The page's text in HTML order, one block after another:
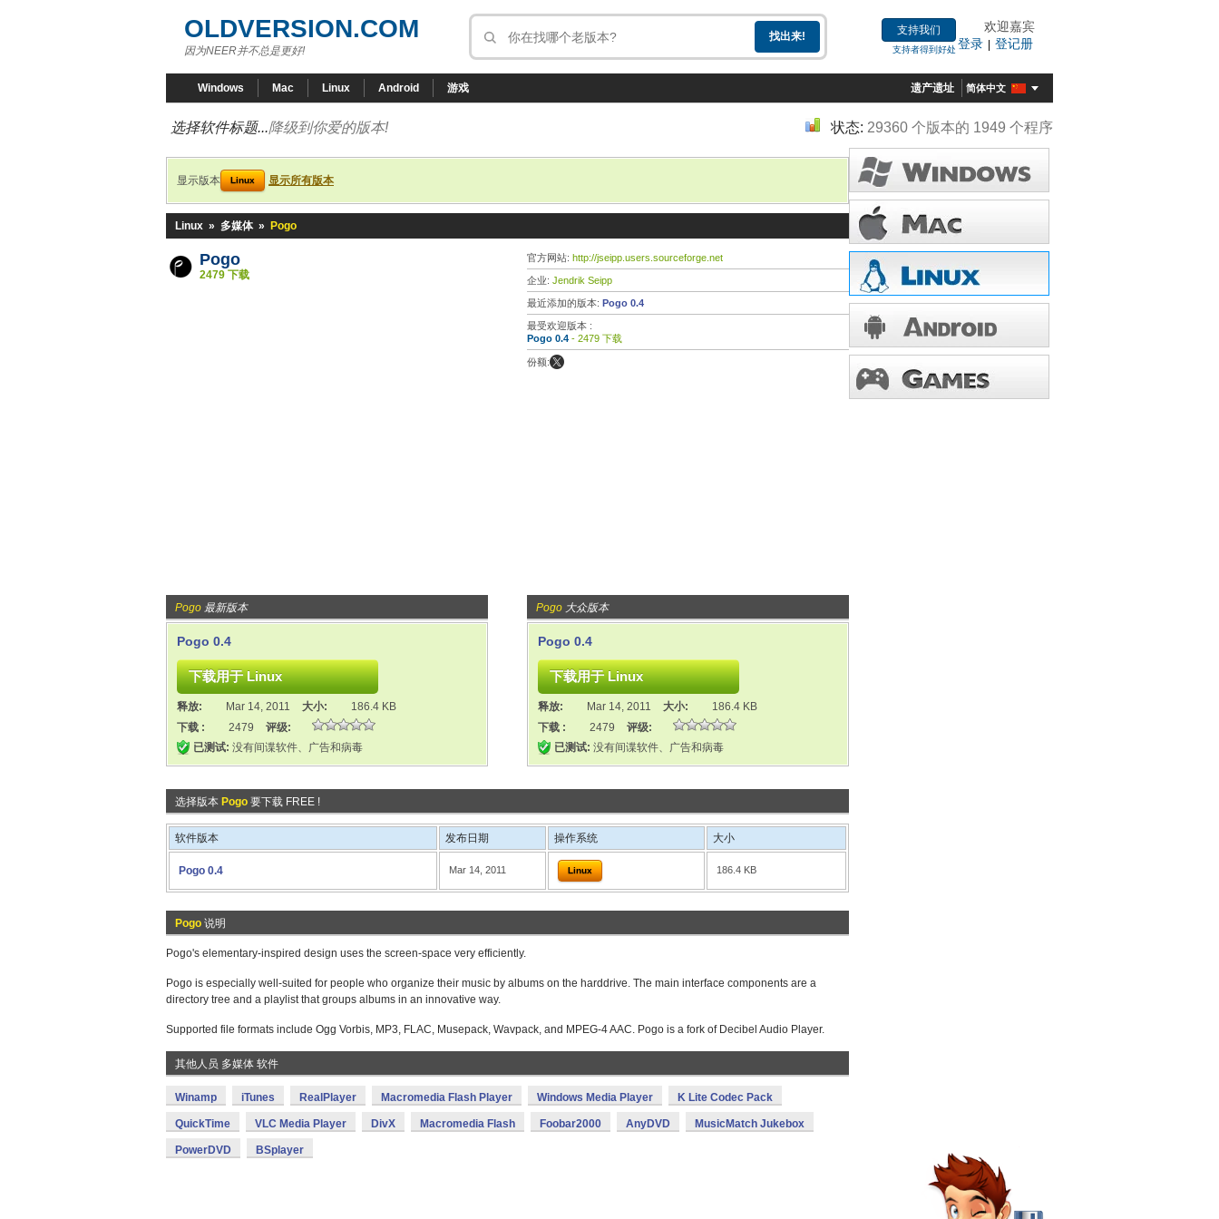
OLDVERSION.COM
因为NEER并不总是更好!
支持我们
支持者得到好处
欢迎嘉宾
登录 | 登记册
Windows Mac Linux Android 游戏 遗产遗址 简体中文
选择软件标题...降级到你爱的版本! 状态: 29360 个版本的 1949 个程序
显示版本 Linux 显示所有版本
Linux » 多媒体 » Pogo
Pogo
2479 下载
官方网站: http://jseipp.users.sourceforge.net
企业: Jendrik Seipp
最近添加的版本: Pogo 0.4
最受欢迎版本 :
Pogo 0.4 - 2479 下载
份额:
Pogo 最新版本
Pogo 0.4
释放: Mar 14, 2011 大小:
186.4 KB
下载 :
2479
评级:
已测试: 没有间谍软件、广告和病毒
Pogo 大众版本
Pogo 0.4
释放: Mar 14, 2011 大小:
186.4 KB
下载 :
2479
评级:
已测试: 没有间谍软件、广告和病毒
选择版本 Pogo 要下载 FREE !
软件版本 发布日期 操作系统 大小
Pogo 0.4 Mar 14, 2011 Linux 186.4 KB
Pogo 说明
Pogo's elementary-inspired design uses the screen-space very efficiently.
Pogo is especially well-suited for people who organize their music by albums on the harddrive. The main interface components are a
directory tree and a playlist that groups albums in an innovative way.
Supported file formats include Ogg Vorbis, MP3, FLAC, Musepack, Wavpack, and MPEG-4 AAC. Pogo is a fork of Decibel Audio Player.
其他人员 多媒体 软件
Winamp iTunes RealPlayer Macromedia Flash Player Windows Media Player K Lite Codec Pack
QuickTime VLC Media Player DivX Macromedia Flash Foobar2000 AnyDVD MusicMatch Jukebox
PowerDVD BSplayer